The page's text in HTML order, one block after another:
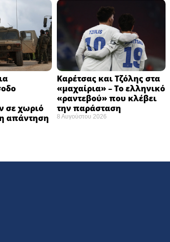
σε χωριό
απάντηση
Καρέτσας και Τζόλης στα
«μαχαίρια» – Το ελληνικό
«ραντεβού» που κλέβει
την παράσταση
8 Αυγούστου 2026